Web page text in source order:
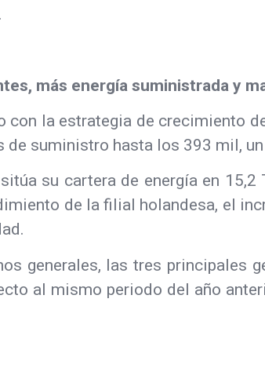
más energía suministrada y
con la estrategia de crecimiento
de suministro hasta los 393 mil,
sitúa su cartera de energía en
de la filial holandesa, el
generales, las tres principales
al mismo periodo del año